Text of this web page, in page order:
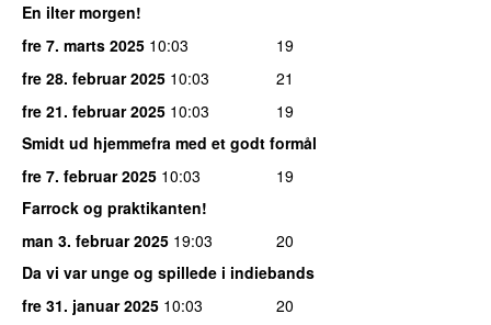
En ilter morgen!
fre 7. marts 2025 10:03
19
fre 28. februar 2025 10:03
21
fre 21. februar 2025 10:03
19
Smidt ud hjemmefra med et godt formål
fre 7. februar 2025 10:03
19
Farrock og praktikanten!
man 3. februar 2025 19:03
20
Da vi var unge og spillede i indiebands
fre 31. januar 2025 10:03
20